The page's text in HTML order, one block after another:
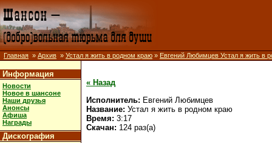
Главная » Архив » Устал я жить в родном краю » Евгений Любимцев Устал я жить в
Информация
Новости
Новое в шансоне
Наши друзья
Анонсы
Афиша
Награды
Дискография
« Назад
Исполнитель: Евгений Любимцев
Название: Устал я жить в родном краю
Время: 3:17
Скачан: 124 раз(а)